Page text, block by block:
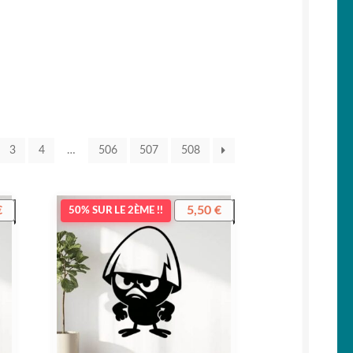
3 4 … 506 507 508
50% SUR LE 2ÈME !! 5,50 €